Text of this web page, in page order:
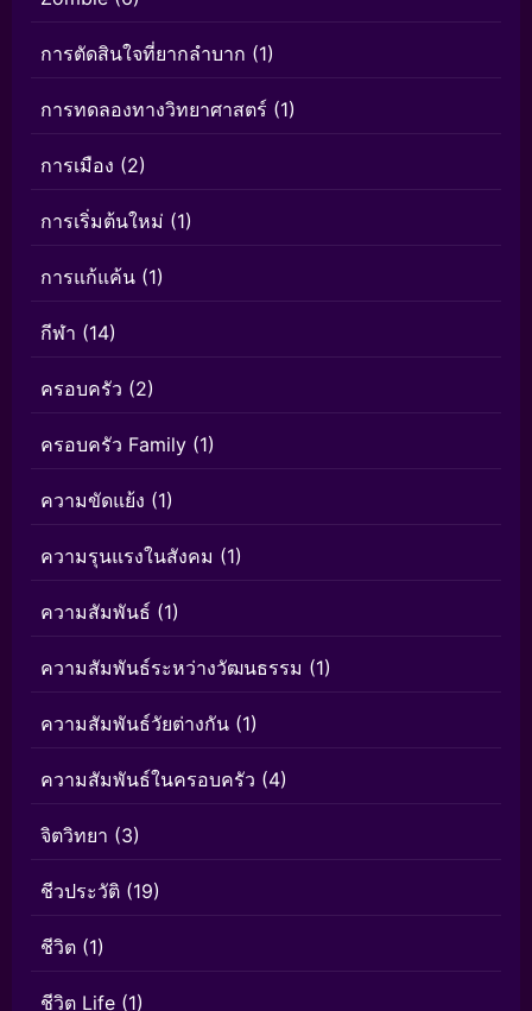
การตัดสินใจที่ยากลำบาก (1)
การทดลองทางวิทยาศาสตร์ (1)
การเมือง (2)
การเริ่มต้นใหม่ (1)
การแก้แค้น (1)
กีฬา (14)
ครอบครัว (2)
ครอบครัว Family (1)
ความขัดแย้ง (1)
ความรุนแรงในสังคม (1)
ความสัมพันธ์ (1)
ความสัมพันธ์ระหว่างวัฒนธรรม (1)
ความสัมพันธ์วัยต่างกัน (1)
ความสัมพันธ์ในครอบครัว (4)
จิตวิทยา (3)
ชีวประวัติ (19)
ชีวิต (1)
ชีวิต Life (1)